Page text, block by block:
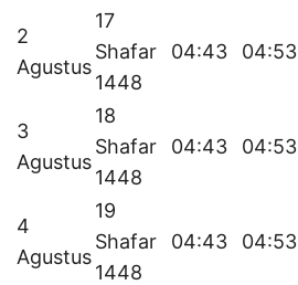
2
Agustus
17
Shafar
1448
04:43 04:53
3
Agustus
18
Shafar
1448
04:43 04:53
4
Agustus
19
Shafar
1448
04:43 04:53